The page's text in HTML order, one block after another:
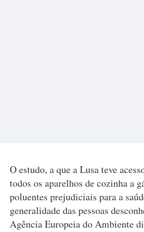
O estudo, a que a Lusa teve
todos os aparelhos de cozinha a
poluentes prejudiciais para a
generalidade das pessoas
Agência Europeia do Ambiente